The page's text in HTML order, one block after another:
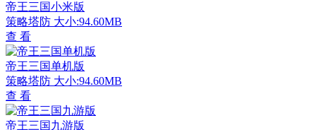
帝王三国小米版
策略塔防 大小:94.60MB
查 看
帝王三国单机版
策略塔防 大小:94.60MB
查 看
帝王三国九游版